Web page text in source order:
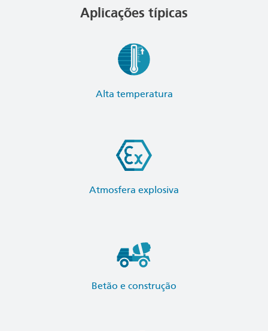
Aplicações típicas
Alta temperatura
Atmosfera explosiva
Betão e construção